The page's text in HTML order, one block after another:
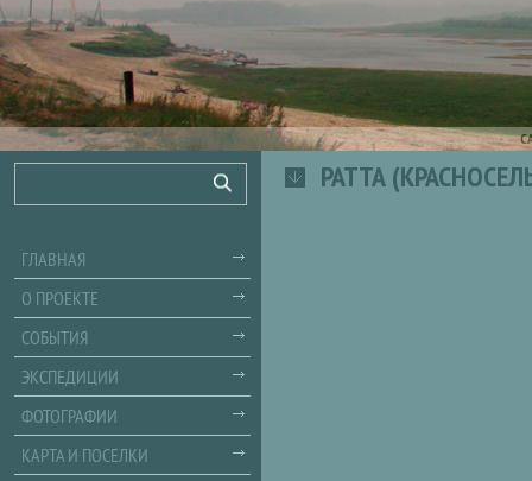
РАТТА
Поиск
ГЛАВНАЯ
О ПРОЕКТЕ
СОБЫТИЯ
ЭКСПЕДИЦИИ
ФОТОГРАФИИ
КАРТА И ПОСЕЛКИ